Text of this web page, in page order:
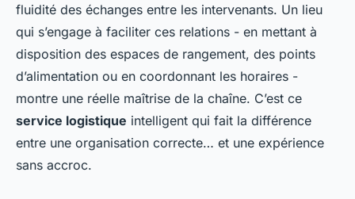
fluidité des échanges entre les intervenants. Un lieu
qui s’engage à faciliter ces relations - en mettant à
disposition des espaces de rangement, des points
d’alimentation ou en coordonnant les horaires -
montre une réelle maîtrise de la chaîne. C’est ce
service logistique intelligent qui fait la différence
entre une organisation correcte… et une expérience
sans accroc.